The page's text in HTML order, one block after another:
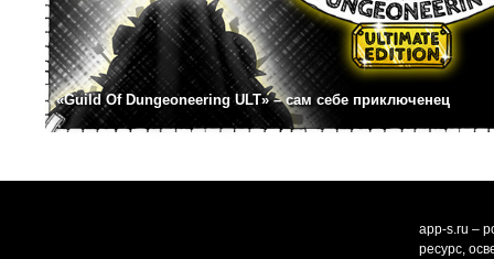
«Guild Of Dungeoneering ULT» – сам себе приключенец
app-s.ru –
ресурс,